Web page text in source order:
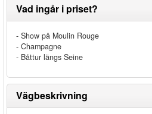
Vad ingår i priset?
- Show på Moulin Rouge
- Champagne
- Båttur längs Seine
Vägbeskrivning